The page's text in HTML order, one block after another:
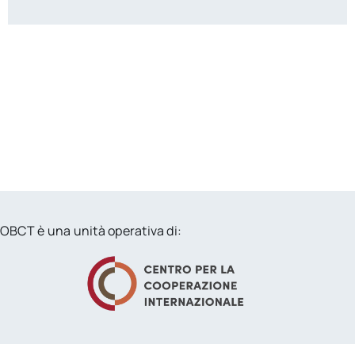
OBCT è una unità operativa di: